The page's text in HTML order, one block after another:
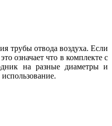
трубы отвода воздуха. Если
означает что в комплекте с
на разные диаметры и